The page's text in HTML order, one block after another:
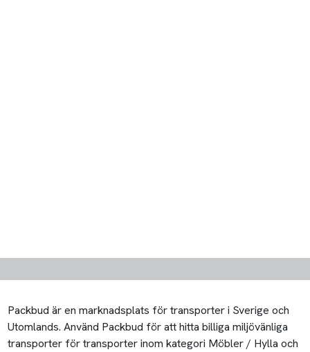
Packbud är en marknadsplats för transporter i Sverige och
Utomlands. Använd Packbud för att hitta billiga miljövänliga
transporter för transporter inom kategori Möbler / Hylla och